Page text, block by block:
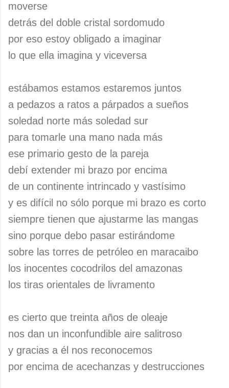
moverse
detrás del doble cristal sordomudo
por eso estoy obligado a imaginar
lo que ella imagina y viceversa
estábamos estamos estaremos juntos
a pedazos a ratos a párpados a sueños
soledad norte más soledad sur
para tomarle una mano nada más
ese primario gesto de la pareja
debí extender mi brazo por encima
de un continente intrincado y vastísimo
y es difícil no sólo porque mi brazo es corto
siempre tienen que ajustarme las mangas
sino porque debo pasar estirándome
sobre las torres de petróleo en maracaibo
los inocentes cocodrilos del amazonas
los tiras orientales de livramento
es cierto que treinta años de oleaje
nos dan un inconfundible aire salitroso
y gracias a él nos reconocemos
por encima de acechanzas y destrucciones